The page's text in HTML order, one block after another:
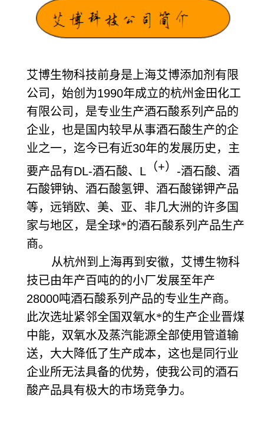
艾博生物科技前身是上海艾博添加剂有限
公司，始创为1990年成立的杭州金田化工
有限公司，是专业生产酒石酸系列产品的
企业，也是国内较早从事酒石酸生产的企
业之一，迄今已有近30年的发展历史，主
要产品有DL-酒石酸、 L （+） -酒石酸、酒
石酸钾钠、酒石酸氢钾、酒石酸锑钾产品
等，远销欧、美、亚、非几大洲的许多国
家与地区，是全球*的酒石酸系列产品生产
商。
从杭州到上海再到安徽，艾博生物科
技已由年产百吨的的小厂发展至年产
28000吨酒石酸系列产品的专业生产商。
此次选址紧邻全国双氧水*的生产企业晋煤
中能，双氧水及蒸汽能源全部使用管道输
送，大大降低了生产成本，这也是同行业
企业所无法具备的优势，使我公司的酒石
酸产品具有极大的市场竞争力。